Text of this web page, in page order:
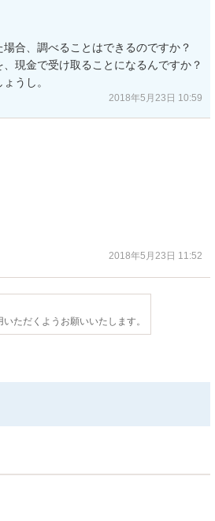
合、調べることはできるのですか？
現金で受け取ることになるんですか？
うし。
2018年5月23日 10:59
2018年5月23日 11:52
ただくようお願いいたします。